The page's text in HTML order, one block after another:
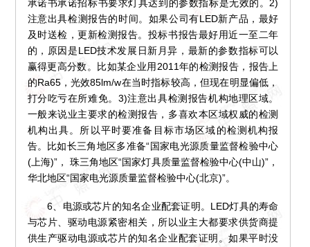
承诺书承诺招标书要求灯具达到的参数指标是无效的。2)
注意出具检测报告的时间。如果公司有LED新产品，最好
及时送检，更新检测报告。投标书报告最好用近一至二年
的，原因是LED技术发展日新月异，最新的参数指标可以
赢得更高分数。比如某企业用2011年的检测报告，报告上
的Ra65，光效85lm/w在当时指标较高，但现在明显偏低，
打分吃亏在所难免。3)注意出具检测报告机构地理区域。
一般来说业主要求的检测报告，多喜欢本区域权威的检测
机构出具。所以平时要准备目标市场区域的检测机构报
告。比如长三角地区多准备“国家电光源质量监督检验中心
(上海)”， 珠三角地区“国家灯具质量监督检验中心(中山)”，
华北地区“国家电光源质量监督检验中心(北京)”。
6、电源或芯片的知名企业配套证明。LED灯具的寿命
与芯片、驱动电源紧密相关，所以业主大都要求供货商提
供生产驱动电源或芯片的知名企业配套证明。如果平时没